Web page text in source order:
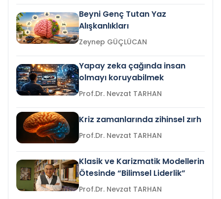
Beyni Genç Tutan Yaz
Alışkanlıkları
Zeynep GÜÇLÜCAN
Yapay zeka çağında insan
olmayı koruyabilmek
Prof.Dr. Nevzat TARHAN
Kriz zamanlarında zihinsel zırh
Prof.Dr. Nevzat TARHAN
Klasik ve Karizmatik Modellerin
Ötesinde “Bilimsel Liderlik”
Prof.Dr. Nevzat TARHAN